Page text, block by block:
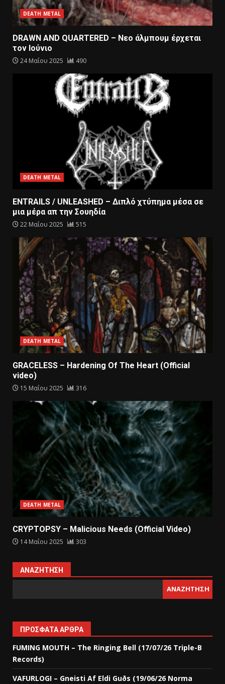
DEATH METAL
DRAWN AND QUARTERED – Nεο άλμπουμ έρχεται
τον Ιούνιο
24 Μαΐου 2025 490
DEATH METAL
ENTRAILS / UNLEASHED – Διπλό χτύπημα μέσα σε
μια μέρα απ την Σουηδία
22 Μαΐου 2025 515
DEATH METAL
GRACELESS – Hardening Of The Heart (Official
video)
15 Μαΐου 2025 316
DEATH METAL
CRYPTOPSY – Malicious Needs (Official Video)
14 Μαΐου 2025 303
ΑΝΑΖΉΤΗΣΗ
ΑΝΑΖΉΤΗΣΗ
ΠΡΌΣΦΑΤΑ ΆΡΘΡΑ
FUMING MOUTH – The Ringing Bell (17/07/26 Triple-B
Records)
VAFURLOGI – Gneisti Af Eldi Guðs (19/06/26 Norma